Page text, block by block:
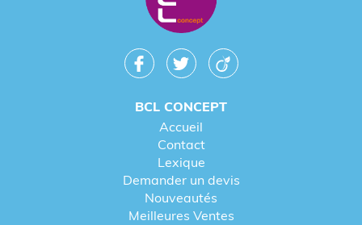
BCL CONCEPT
Accueil
Contact
Lexique
Demander un devis
Nouveautés
Meilleures Ventes